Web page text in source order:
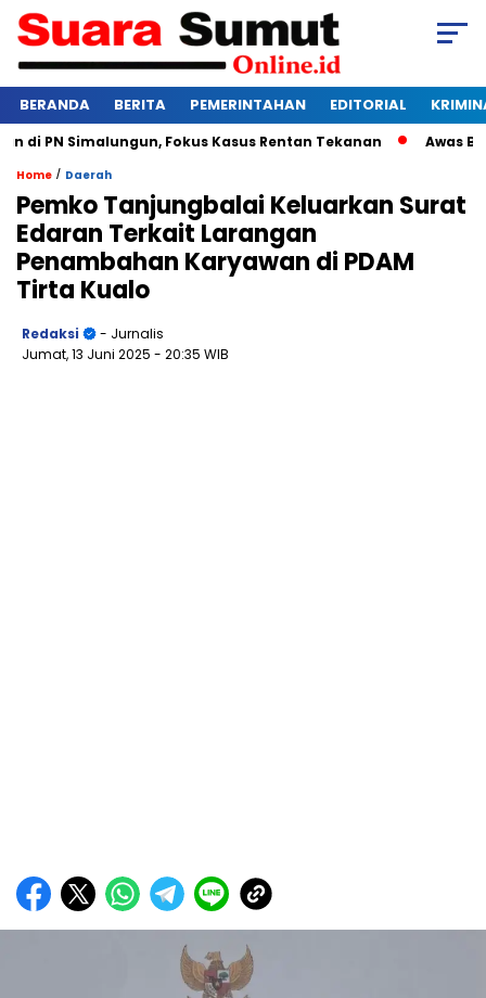
BERANDA BERITA PEMERINTAHAN EDITORIAL
Simalungun, Fokus Kasus Rentan Tekanan Awas
Home / Daerah
Pemko Tanjungbalai Keluarkan Surat
Edaran Terkait Larangan
Penambahan Karyawan di PDAM
Tirta Kualo
Redaksi
- Jurnalis
Jumat, 13 Juni 2025 - 20:35 WIB